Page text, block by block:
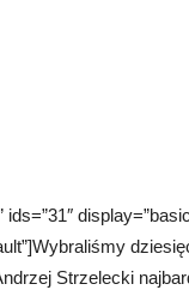
ids=”31″
Strzelecki